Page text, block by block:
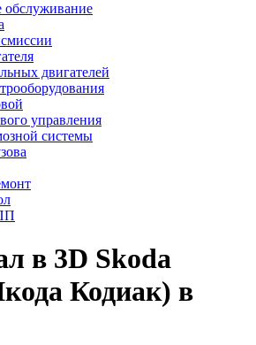
обслуживание
двигателей
управления
системы
в 3D Skoda
Кодиак) в